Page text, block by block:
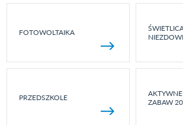
FOTOWOLTAIKA
PRZEDSZKOLE
ZABAW